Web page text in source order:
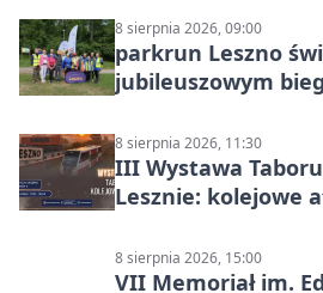
8 sierpnia 2026, 09:00
parkrun Leszno
jubileuszowym
8 sierpnia 2026, 11:30
III Wystawa
Lesznie: kolejowe
8 sierpnia 2026, 15:00
VII Memoriał im.